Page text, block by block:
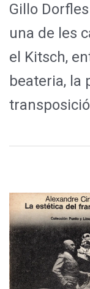
Gillo
una de les
el Kitsch,
beateria, la